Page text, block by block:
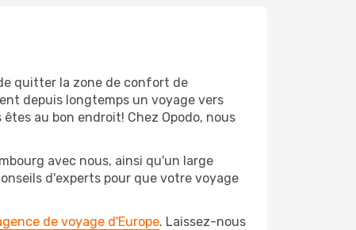
quitter la zone de confort de
depuis longtemps un voyage vers
au bon endroit! Chez Opodo, nous
avec nous, ainsi qu'un large
d'experts pour que votre voyage
de voyage d'Europe. Laissez-nous